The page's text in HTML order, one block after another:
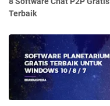
Terbaik